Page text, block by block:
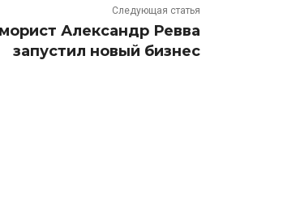
Следующая статья
Александр Ревва
запустил новый бизнес